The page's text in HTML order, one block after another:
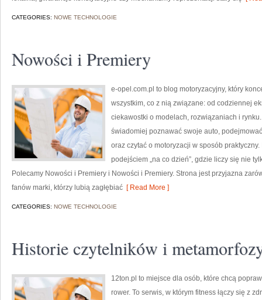
CATEGORIES: NOWE TECHNOLOGIE
Nowości i Premiery
e-opel.com.pl to blog motoryzacyjny, który
wszystkim, co z nią związane: od codziennej
ciekawostki o modelach, rozwiązaniach i
świadomiej poznawać swoje auto,
oraz czytać o motoryzacji w sposób
podejściem „na co dzień”, gdzie liczy się nie
Polecamy Nowości i Premiery i Nowości i Premiery. Strona jest przyjazna
fanów marki, którzy lubią zagłębiać [ Read More ]
CATEGORIES: NOWE TECHNOLOGIE
Historie czytelników i
12ton.pl to miejsce dla osób, które chcą
rower. To serwis, w którym fitness łączy się z